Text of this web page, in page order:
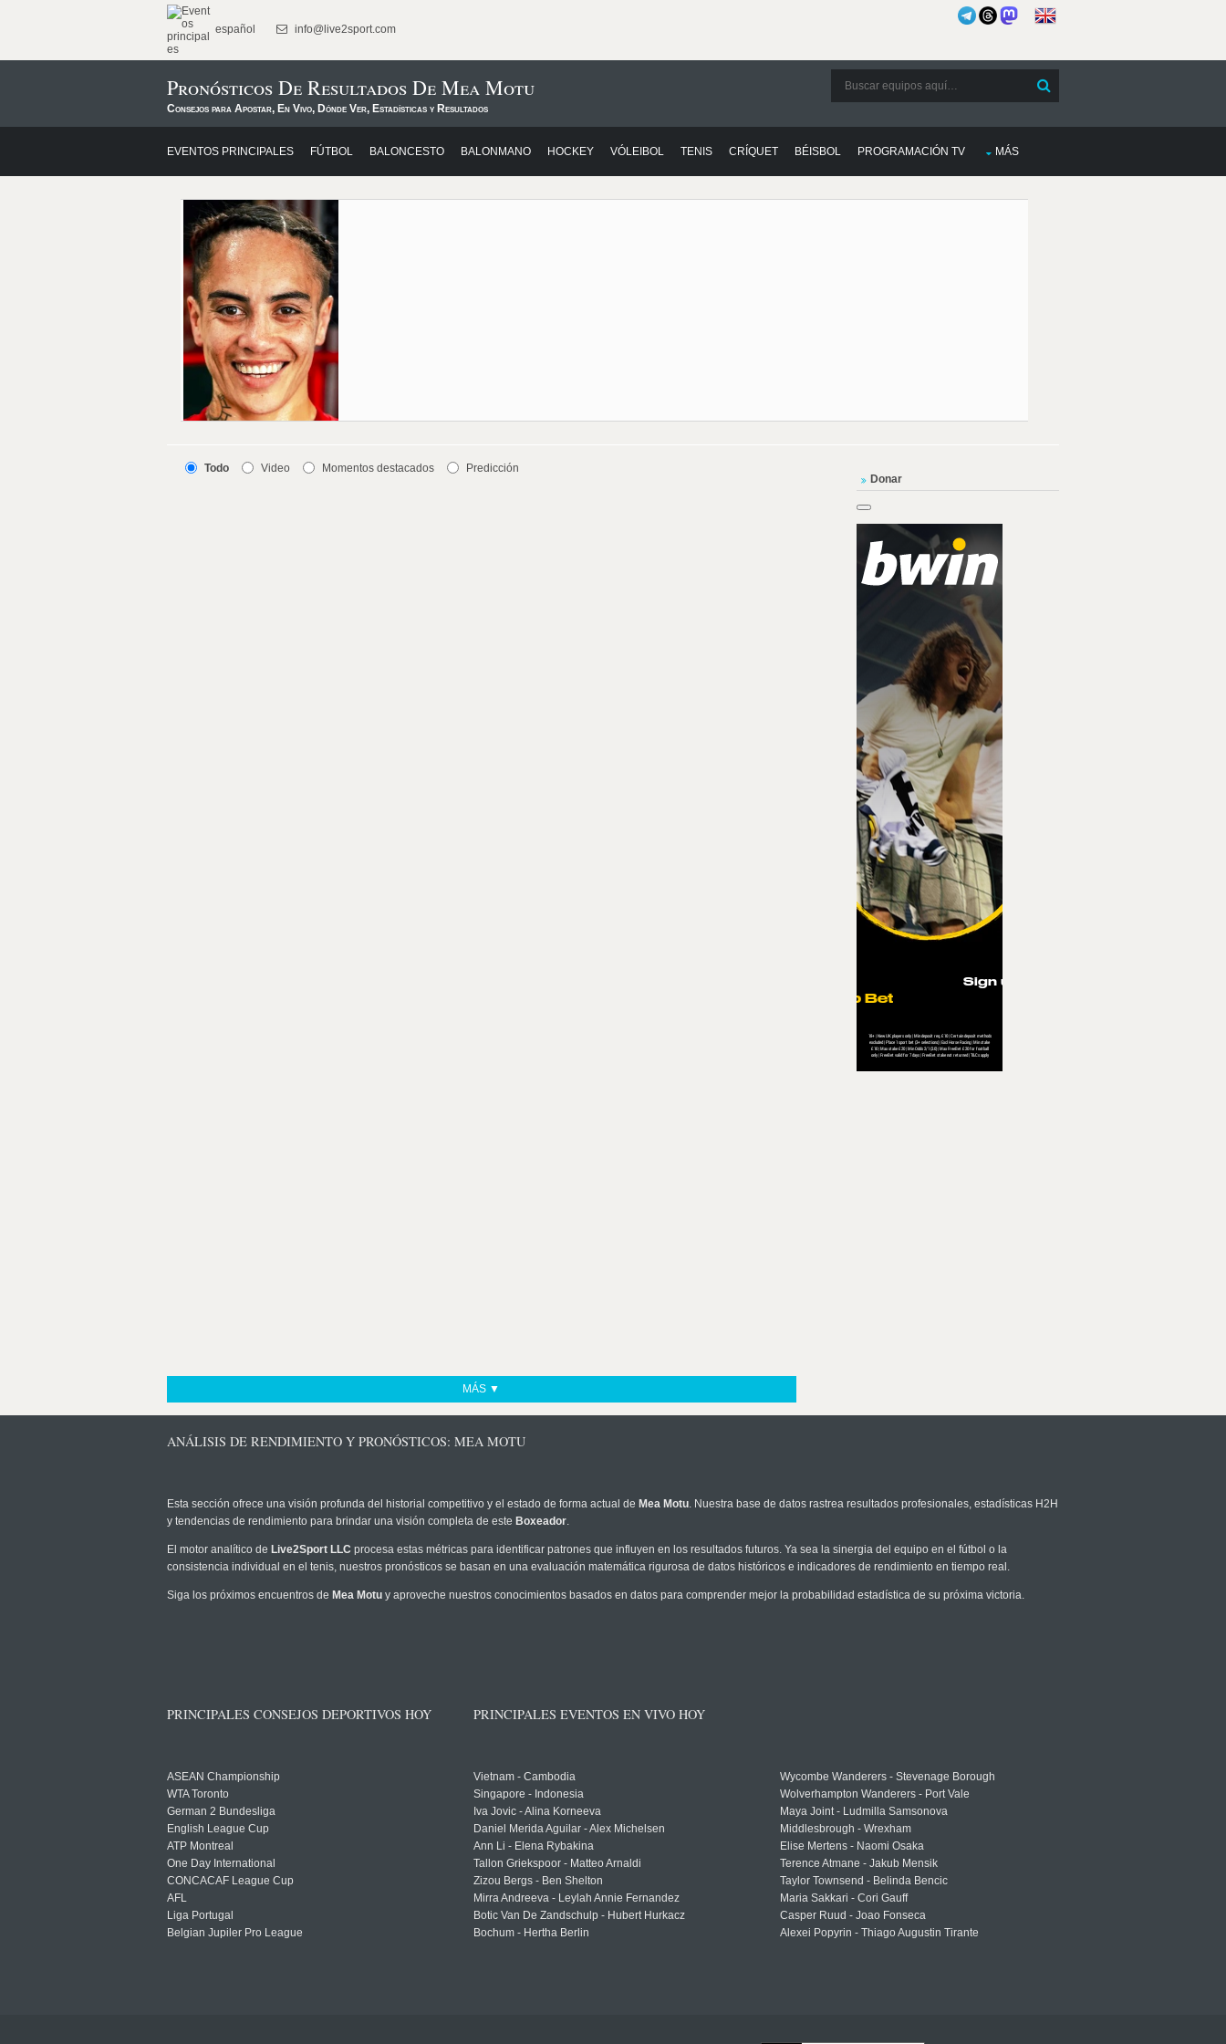
español info@live2sport.com
Pronósticos De Resultados De Mea Motu
Consejos para Apostar, En Vivo, Dónde Ver, Estadísticas y Resultados
EVENTOS PRINCIPALES FÚTBOL BALONCESTO BALONMANO HOCKEY VÓLEIBOL TENIS CRÍQUET BÉISBOL PROGRAMACIÓN TV MÁS
Todo Video Momentos destacados Predicción
MÁS ▼
Donar
ANÁLISIS DE RENDIMIENTO Y PRONÓSTICOS: MEA MOTU
Esta sección ofrece una visión profunda del historial competitivo y el estado de forma actual de Mea Motu. Nuestra base de datos rastrea resultados profesionales, estadísticas H2H
y tendencias de rendimiento para brindar una visión completa de este Boxeador.
El motor analítico de Live2Sport LLC procesa estas métricas para identificar patrones que influyen en los resultados futuros. Ya sea la sinergia del equipo en el fútbol o la
consistencia individual en el tenis, nuestros pronósticos se basan en una evaluación matemática rigurosa de datos históricos e indicadores de rendimiento en tiempo real.
Siga los próximos encuentros de Mea Motu y aproveche nuestros conocimientos basados en datos para comprender mejor la probabilidad estadística de su próxima victoria.
PRINCIPALES CONSEJOS DEPORTIVOS HOY
ASEAN Championship
WTA Toronto
German 2 Bundesliga
English League Cup
ATP Montreal
One Day International
CONCACAF League Cup
AFL
Liga Portugal
Belgian Jupiler Pro League
PRINCIPALES EVENTOS EN VIVO HOY
Vietnam - Cambodia
Singapore - Indonesia
Iva Jovic - Alina Korneeva
Daniel Merida Aguilar - Alex Michelsen
Ann Li - Elena Rybakina
Tallon Griekspoor - Matteo Arnaldi
Zizou Bergs - Ben Shelton
Mirra Andreeva - Leylah Annie Fernandez
Botic Van De Zandschulp - Hubert Hurkacz
Bochum - Hertha Berlin
Wycombe Wanderers - Stevenage Borough
Wolverhampton Wanderers - Port Vale
Maya Joint - Ludmilla Samsonova
Middlesbrough - Wrexham
Elise Mertens - Naomi Osaka
Terence Atmane - Jakub Mensik
Taylor Townsend - Belinda Bencic
Maria Sakkari - Cori Gauff
Casper Ruud - Joao Fonseca
Alexei Popyrin - Thiago Augustin Tirante